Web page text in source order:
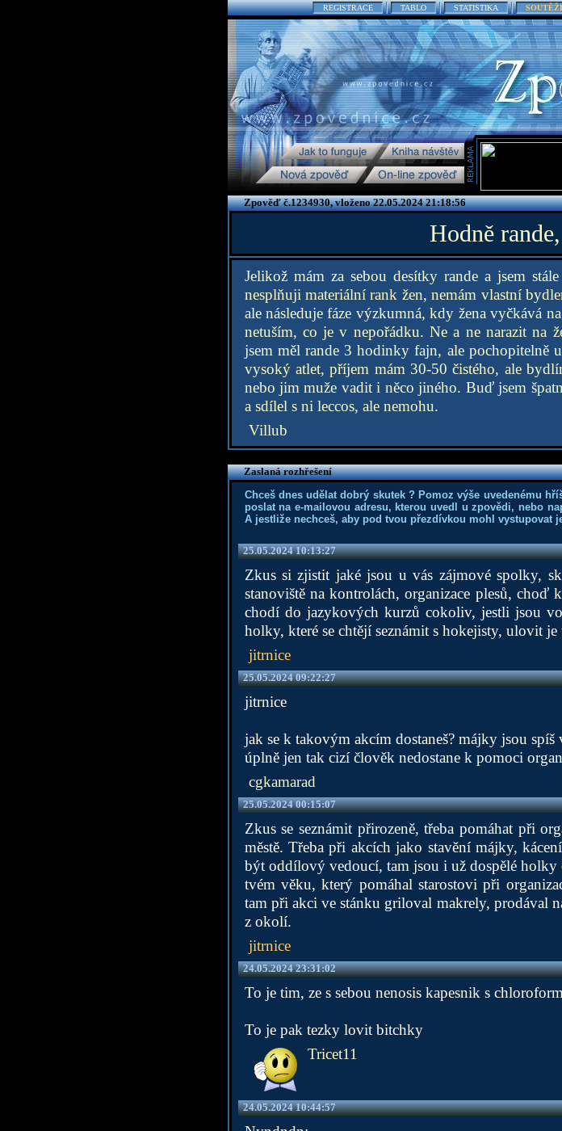
REGISTRACE TABLO STATISTIKA
Zpověď č.1234930, vloženo 22.05.2024 21:18:56
Hodně
Jelikož mám za sebou desítky rande a jsem
nesplňuji materiální rank žen, nemám vlastní
ale následuje fáze výzkumná, kdy žena vyčkává
netuším, co je v nepořádku. Ne a ne narazit na
jsem měl rande 3 hodinky fajn, ale pochopitelně
vysoký atlet, příjem mám 30-50 čistého, ale
nebo jim muže vadit i něco jiného. Buď jsem
a sdílel s ni leccos, ale nemohu.
Villub
Zaslaná rozhřešení
Chceš dnes udělat dobrý skutek ? Pomoz výše uvedenému
poslat na e-mailovou adresu, kterou uvedl u zpovědi, nebo
A jestliže nechceš, aby pod tvou přezdívkou mohl vystupovat
25.05.2024 10:13:27
Zkus si zjistit jaké jsou u vás zájmové spolky,
stanoviště na kontrolách, organizace plesů,
chodí do jazykových kurzů cokoliv, jestli jsou
holky, které se chtějí seznámit s hokejisty, ulovit
jitrnice
25.05.2024 09:22:27
jitrnice
jak se k takovým akcím dostaneš? májky jsou spíš
úplně jen tak cizí člověk nedostane k pomoci
cgkamarad
25.05.2024 00:15:07
Zkus se seznámit přirozeně, třeba pomáhat při
městě. Třeba při akcích jako stavění májky,
být oddílový vedoucí, tam jsou i už dospělé
tvém věku, který pomáhal starostovi při
tam při akci ve stánku griloval makrely, prodával
z okolí.
jitrnice
24.05.2024 23:31:02
To je tim, ze s sebou nenosis kapesnik s
To je pak tezky lovit bitchky
Tricet11
24.05.2024 10:44:57